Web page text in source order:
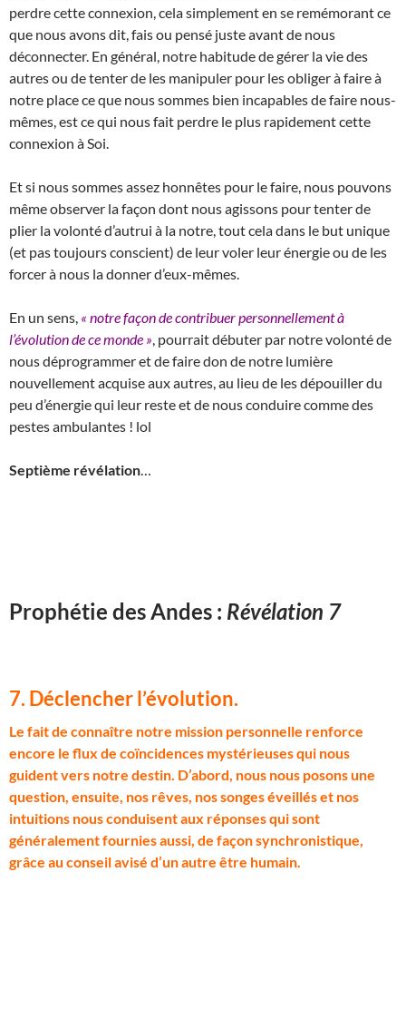
perdre cette connexion, cela simplement en se remémorant ce
que nous avons dit, fais ou pensé juste avant de nous
déconnecter. En général, notre habitude de gérer la vie des
autres ou de tenter de les manipuler pour les obliger à faire à
notre place ce que nous sommes bien incapables de faire nous-
mêmes, est ce qui nous fait perdre le plus rapidement cette
connexion à Soi.
Et si nous sommes assez honnêtes pour le faire, nous pouvons
même observer la façon dont nous agissons pour tenter de
plier la volonté d’autrui à la notre, tout cela dans le but unique
(et pas toujours conscient) de leur voler leur énergie ou de les
forcer à nous la donner d’eux-mêmes.
En un sens, « notre façon de contribuer personnellement à
l’évolution de ce monde » , pourrait débuter par notre volonté de
nous déprogrammer et de faire don de notre lumière
nouvellement acquise aux autres, au lieu de les dépouiller du
peu d’énergie qui leur reste et de nous conduire comme des
pestes ambulantes ! lol
Septième révélation
Prophétie des Andes : Révélation 7
7. Déclencher l’évolution.
L e fait de connaître notre mission personnelle renforce
encore le flux de coïncidences mystérieuses qui nous
guident vers notre destin. D’abord, nous nous posons une
question, ensuite, nos rêves, nos songes éveillés et nos
intuitions nous conduisent aux réponses qui sont
généralement fournies aussi, de façon synchronistique,
grâce au conseil avisé d’un autre être humain.